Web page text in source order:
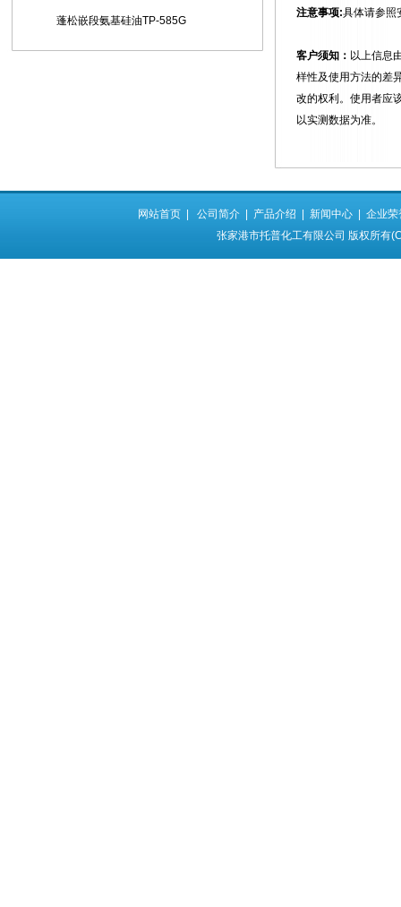
蓬松嵌段氨基硅油TP-585G
注意事项:具体请参照
客户须知： 以上信息
样性及使用方法的差
改的权利。使用者应
以实测数据为准。
网站首页 公司简介 产品介绍 新闻中心
企业荣
张家港市托普化工有限公司 版权所有